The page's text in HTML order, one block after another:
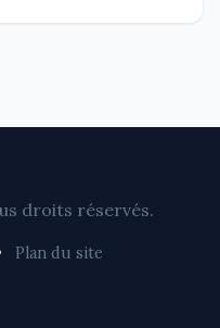
droits réservés.
Plan du site